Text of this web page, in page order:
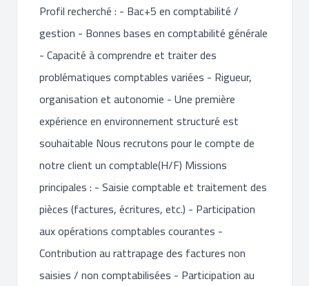
Profil recherché : - Bac+5 en comptabilité /
gestion - Bonnes bases en comptabilité générale
- Capacité à comprendre et traiter des
problématiques comptables variées - Rigueur,
organisation et autonomie - Une première
expérience en environnement structuré est
souhaitable Nous recrutons pour le compte de
notre client un comptable(H/F) Missions
principales : - Saisie comptable et traitement des
pièces (factures, écritures, etc.) - Participation
aux opérations comptables courantes -
Contribution au rattrapage des factures non
saisies / non comptabilisées - Participation au